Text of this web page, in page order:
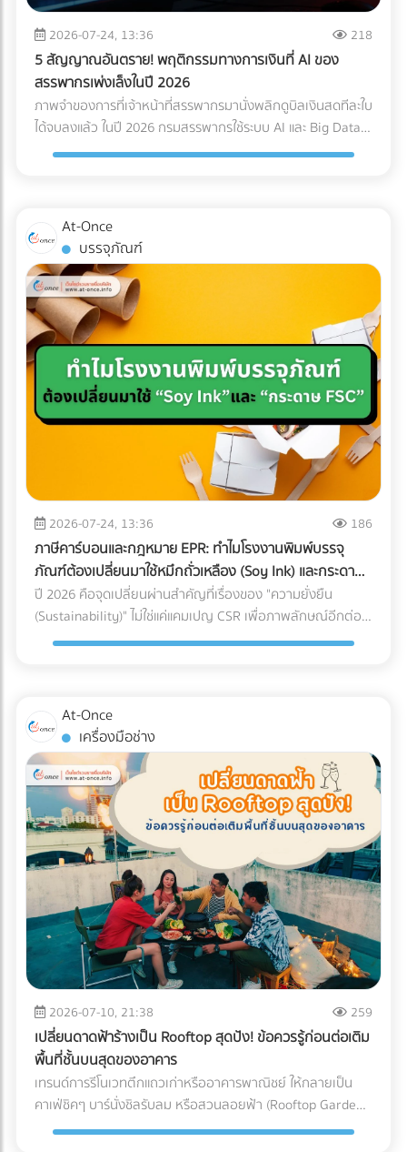
(ระบบบริหารคุณภาพสำหรับเครื่องมือแพทย์) หรือ GDP (Good
Distribution Practice) เพื่อการันตีความมืออาชีพ ระบบติดตาม
แบบ Real-Time (IoT Tracking): ในยุคนี้ การเช็กแค่ว่า "ของถึง
ไหนแล้ว" ไม่พออีกต่อไป ต้องมีเซนเซอร์ IoT ติดไว้กับกล่องสินค้า
เพื่อวัดค่า G-Force (แรงกระแทก), อุณหภูมิ และความเอียง (Tilt)
ตลอดการเดินทาง ซึ่งข้อมูลเหล่านี้สามารถใช้เป็นหลักฐานยืนยัน
ความสมบูรณ์ของสินค้าเมื่อส่งมอบได้ สรุปความคุ้มค่า (ROI):
ย่อมมีราคาสูงกว่าขนส่งทั่วไปประมาณ 20-30% แต่ในมุมมอง
ของการบริหารความเสี่ยง (Risk Management) การลงทุนตรง
นี้ "คุ้มค่ามหาศาล" เมื่อเทียบกับสิ่งที่คุณต้องเสียหากเกิดข้อผิด
พลาด เช่น ค่าซ่อมแซมอะไหล่หลักแสน, ค่าเสียโอกาสจากการ
เลื่อนวันเปิดคลินิก, ค่าปรับจากโรงพยาบาล หรือแม้แต่การถูก
บริษัทประกันปฏิเสธความคุ้มครองเพราะใช้ระบบขนส่งที่ไม่ได้
มาตรฐาน การเลือกใช้บริการขนส่งเฉพาะทางจึงเปรียบเสมือน
การซื้อ "ความสบายใจ" และ "ความมั่นคง" ให้กับธุรกิจของคุณ
ครับ ???? อุปกรณ์การแพทย์ของคุณมีมูลค่าสูงเกินกว่าจะฝากไว้
กับใครก็ได้ การหาบริษัท Logistics (3PL) ที่มีรถขนส่งแบบ Air-
Ride Suspension พร้อมทีมงานที่ผ่านการอบรมมาตรฐาน
White Glove Service ไม่ใช่เรื่องง่ายและต้องใช้เวลาในการตรวจ
สอบประวัติอย่างละเอียด ลดความเสี่ยงและประหยัดเวลาของฝ่าย
จัดซื้อ ด้วยการค้นหาและเปรียบเทียบบริษัทขนส่งเฉพาะทาง
สำหรับเครื่องมือแพทย์ (Healthcare Logistics) ที่ได้มาตรฐาน
สากล ได้ฟรีที่ At-once แพลตฟอร์มรวบรวมธุรกิจ B2B ชั้นนำ
ของประเทศไทย
Page เฉพาะกิจ (Dedicated Landing Page) อย่าส่งลูกค้ากลุ่ม
นี้ไปที่หน้า Home ของเว็บไซต์โรงแรมทั่วไป ให้สร้างหน้า Landing
Page แยกออกมาต่างหากเพื่อขายแพ็กเกจ Long-stay โดย
เฉพาะ หน้านี้ต้องโชว์ภาพห้องทำงานที่สว่าง มีปลั๊กไฟเพียงพอ
และระบุความเร็วอินเทอร์เน็ตอย่างชัดเจน พร้อมปุ่ม Call-to-
Action ที่กระตุ้นให้เกิดการจองตรง (Direct Booking) ทันที 2.
จัดแพ็กเกจ "Ready to Work" เพื่ออัปราคา (Upselling) แทนที่
จะลดราคาห้องพักเพื่อแข่งกับอพาร์ตเมนต์ ให้คุณเพิ่มมูลค่า
อุปกรณ์เหล่านี้เพียงหลักพัน สามารถนำมาตั้งเป็นแพ็กเกจ "Pro
Nomad" ที่ชาร์จราคาเพิ่มได้เดือนละหลายพันบาท แถมยังเป็น
สเปกที่ดึงดูดใจชาว Remote Worker ขั้นสุด 3. ยิงโฆษณาแบบ
เจาะจงเป้าหมาย (Precision Targeting Ads) เลิกหว่านโฆษณา
กว้างๆ แล้วหันมาใช้กลยุทธ์ยิงแอด (Digital Ads) เจาะกลุ่มคน
ต่างชาติที่ทำงานออนไลน์ เช่น ค้นหาผู้ที่สนใจ "Work from
Thailand", "Digital Nomad Visa Thailand" หรือทำ
Retargeting ไปยังกลุ่มที่เคยเข้ามาดูเว็บไซต์ของคุณแต่ยังไม่
ตัดสินใจจอง อย่าปล่อยให้โอกาสหลุดลอยไป... ให้ At-once ช่วย
คุณหาทีมที่ใช่! การปรับเปลี่ยนโครงสร้างราคา สร้าง Landing
Page ที่มี Conversion Rate สูง และการยิงโฆษณาเจาะตลาด
ต่างชาติ ต้องอาศัยความเชี่ยวชาญเฉพาะทาง หากทีม In-house
ของโรงแรมคุณมีงานล้นมืออยู่แล้ว การใช้บริการ Outsource คือ
ทางออกที่รวดเร็วและคุ้มค่าที่สุด อย่าปล่อยให้ห้องพักต้องว่าง
เปล่าในช่วง Low Season! ยกระดับการตลาดโรงแรมของคุณวัน
นี้ เข้ามาค้นหาพาร์ทเนอร์ที่เชี่ยวชาญบน At-once แพลตฟอร์ม
รวบรวมบริษัท B2B ชั้นนำของไทย เรามีตัวเลือกให้คุณครบจบใน
ที่เดียว: Digital Marketing Agency: ผู้เชี่ยวชาญด้านการวาง
กลยุทธ์และยิงแอดเจาะตลาดต่างชาติ Web Developer / UX-UI
Designer: ทีมสร้าง Landing Page และระบบ Direct Booking
เป็นยอดจองหรือยัง? เข้ามาเปรียบเทียบผลงานและติดต่อเอเจน
ซี่ระดับมืออาชีพได้ฟรีทันทีที่ At-once ให้เราเป็นสะพานเชื่อมธุรกิจ
คุณสู่ความสำเร็จ!
2026-07-24, 13:36 218
5 สัญญาณอันตราย! พฤติกรรมทางการเงินที่ AI ของ
สรรพากรเพ่งเล็งในปี 2026
ภาพจำของการที่เจ้าหน้าที่สรรพากรมานั่งพลิกดูบิลเงินสดทีละใบ
ได้จบลงแล้ว ในปี 2026 กรมสรรพากรใช้ระบบ AI และ Big Data
ในการเชื่อมโยงข้อมูลทางการเงินของธุรกิจแบบเรียลไทม์ (Real-
ทางการเงินแบบนี้อยู่ นี่คือ 5 สัญญาณอันตรายที่ AI ของ
สรรพากรจะจัดว่าบริษัทคุณเป็น "กลุ่มเสี่ยงสูง (High Risk)"
ทันที: 1. ข้อมูล e-Tax ไม่ตรงกับ Statement ธนาคาร AI
สามารถดึงข้อมูลความเคลื่อนไหวของบัญชีธนาคาร (ที่เข้าเกณฑ์
รายงาน) มาจับคู่กับรายได้ที่คุณสำแดงผ่านระบบ e-Tax Invoice
และ e-Withholding Tax หากมีเงินโอนเข้าบัญชีบริษัทจำนวนมาก
แต่ยอดขายที่แจ้งเสียภาษีกลับต่ำเตี้ยเรี่ยดิน ระบบจะตีธงแดงทันที
2. ขาดทุนสะสมติดต่อกัน... แต่เจ้าของรวยขึ้น บริษัทแจ้งงบการ
เงินว่า "ขาดทุน" หรือ "กำไรน้อยมาก" ต่อเนื่อง 3-5 ปี แต่
กรรมการบริษัทกลับมีการซื้อทรัพย์สินขนาดใหญ่ เช่น รถสปอร์ต
อสังหาริมทรัพย์ หรือมีการโอนเงินออกไปยังบัญชีส่วนตัวบ่อย
ครั้ง AI จะประเมินว่านี่คือการโยกเงินบริษัท (Siphoning) หรือการ
ปกปิดรายได้ 3. สินค้าคงเหลือ (Inventory) ในงบ ไม่สอดคล้อง
กับความเป็นจริง นี่คือจุดตายของธุรกิจซื้อมาขายไป หากยอด
ขายของคุณน้อย แต่การสั่งซื้อวัตถุดิบหรือนำเข้าสินค้ามีปริมาณ
มหาศาลจน "สต็อกบวม" ผิดปกติ สรรพากรจะตั้งข้อสงสัยว่า
คุณแอบขายสินค้าแบบไม่มีใบกำกับภาษี (ขายของเถื่อน/ขายตัด
ราคา) 4. ค่าใช้จ่ายเบ็ดเตล็ดและค่ารับรองพุ่งสูงปรี๊ด การยัด
"รายจ่ายส่วนตัว" เข้ามาเป็น "ค่าใช้จ่ายบริษัท" เป็นเรื่องที่ AI จับ
ทางได้ง่ายมาก หากหมวดหมู่ค่ารับรอง ค่าเดินทาง หรือค่าใช้จ่าย
ได้เลย 5. ทำธุรกรรมคริปโตฯ หรือ Digital Assets โดยไม่ลง
บัญชี การรับชำระค่าสินค้าจากคู่ค้าต่างประเทศด้วย
Cryptocurrency แล้วไม่แปลงค่าเงินมาบันทึกเป็นรายได้ หรือโอน
เข้ากระเป๋าส่วนตัว ถือเป็นการหลบเลี่ยงภาษีที่ปัจจุบันสรรพากร
ร่วมมือกับกระดานเทรด (Exchange) เพื่อตรวจสอบร่องรอย
(Blockchain Tracing) ได้อย่างแม่นยำ อย่ารอให้จดหมาย
ประเมินภาษีย้อนหลังส่งมาถึงบริษัท! การป้องกันที่ดีที่สุดคือการ
วางโครงสร้างระบบบัญชีที่โปร่งใสและถูกต้องตามกฎหมาย หาก
คุณต้องการเปลี่ยนผู้ทำบัญชี หรือกำลังมองหาสำนักงานบัญชีที่
เชี่ยวชาญ โดยเฉพาะการวางแผนภาษีองค์กรยุคใหม่... เข้ามา
เลือกเปรียบเทียบผู้เชี่ยวชาญตัวจริงได้ที่ At-once เพื่อหมดห่วง
เรื่องภาษี แล้วโฟกัสกับการเติบโตของธุรกิจได้อย่างเต็มที่!
At-Once
บรรจุภัณฑ์
2026-07-24, 13:36 186
ภาษีคาร์บอนและกฎหมาย EPR: ทำไมโรงงานพิมพ์บรรจุ
ภัณฑ์ต้องเปลี่ยนมาใช้หมึกถั่วเหลือง (Soy Ink) และกระดาษ
FSC
ปี 2026 คือจุดเปลี่ยนผ่านสำคัญที่เรื่องของ "ความยั่งยืน
(Sustainability)" ไม่ใช่แค่แคมเปญ CSR เพื่อภาพลักษณ์อีกต่อ
ไป แต่กลายเป็น "กำแพงภาษี" และ "ข้อกีดกันทางการค้า" ที่ส่ง
ของคุณผลิตบรรจุภัณฑ์ที่รีไซเคิลยาก หรือปล่อยคาร์บอนสูง
ลูกค้ารายใหญ่ระดับโลกจะตัดคุณออกจาก Supply Chain ทันที
นี่คือเหตุผลว่าทำไมการเปลี่ยนมาใช้วัสดุรักษ์โลกจึงเป็นทางรอด
เดียว ทำไมต้องเป็นกระดาษ FSC และ หมึกถั่วเหลือง (Soy Ink)?
เมื่อพูดถึงการพิมพ์บรรจุภัณฑ์ องค์ประกอบหลักที่ถูกเพ่งเล็งคือ
"กระดาษ" และ "หมึกพิมพ์" กระดาษ FSC (Forest Stewardship
Council): คือกระดาษที่ได้รับการรับรองว่ามาจากป่าปลูกเชิง
พาณิชย์ที่มีการจัดการอย่างยั่งยืน ไม่ตัดไม้ทำลายป่า การใช้
สัญลักษณ์ FSC บนบรรจุภัณฑ์คือใบผ่านทางชั้นดีที่ช่วยให้สินค้า
ของคุณส่งออกไปยังยุโรปและอเมริกาได้โดยไม่ถูกตั้งคำถาม หมึก
ถั่วเหลือง (Soy Ink): หมึกพิมพ์แบบดั้งเดิม (Petroleum-based)
มีสาร VOCs (Volatile Organic Compounds) สูง ซึ่งเป็นก๊าซ
เรือนกระจกและเป็นอุปสรรคต่อกระบวนการรีไซเคิลกระดาษ ใน
ขณะที่ Soy Ink ทำจากน้ำมันพืช ย่อยสลายได้ทางชีวภาพ และ
ทำให้กระดาษถูกนำไปรีไซเคิลใหม่ได้ง่ายขึ้นมาก Key Insight: การ
เปลี่ยนมาใช้ Soy Ink ไม่ได้ทำให้สีสันของบรรจุภัณฑ์ดรอปลง ใน
ทางกลับกัน เม็ดสีในน้ำมันถั่วเหลืองยังช่วยให้งานพิมพ์มีความ
สดใสและคมชัดมากกว่าหมึกปิโตรเลียมในบางเฉดสีอีกด้วย ข้อ
แตกต่างระหว่าง หมึกดั้งเดิม Vs. Soy Ink ยกระดับบรรจุภัณฑ์
ของคุณ เพื่อพิชิตใจลูกค้ารายใหญ่ อย่าปล่อยให้บรรจุภัณฑ์แบบ
At-Once
เครื่องมือช่าง
2026-07-10, 21:38 259
เปลี่ยนดาดฟ้าร้างเป็น Rooftop สุดปัง! ข้อควรรู้ก่อนต่อเติม
พื้นที่ชั้นบนสุดของอาคาร
เทรนด์การรีโนเวทตึกแถวเก่าหรืออาคารพาณิชย์ ให้กลายเป็น
คาเฟ่ชิคๆ บาร์นั่งชิลรับลม หรือสวนลอยฟ้า (Rooftop Garden)
กำลังได้รับความนิยมอย่างมากในยุคปัจจุบัน พื้นที่ดาดฟ้าที่เคย